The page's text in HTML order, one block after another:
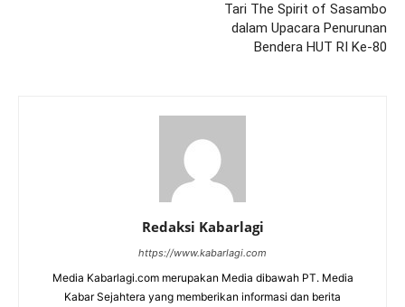
Tari The Spirit of Sasambo
dalam Upacara Penurunan
Bendera HUT RI Ke-80
Redaksi Kabarlagi
https://www.kabarlagi.com
Media Kabarlagi.com merupakan Media dibawah PT. Media
Kabar Sejahtera yang memberikan informasi dan berita